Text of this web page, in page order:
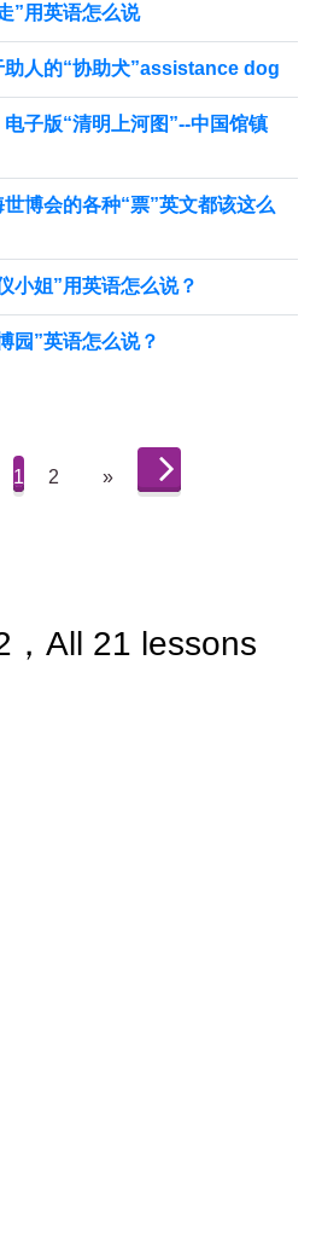
”用英语怎么说
助人的“协助犬”assistance dog
子版“清明上河图”--中国馆镇
博会的各种“票”英文都该这么
小姐”用英语怎么说？
园”英语怎么说？
1 2 »
，All 21 lessons